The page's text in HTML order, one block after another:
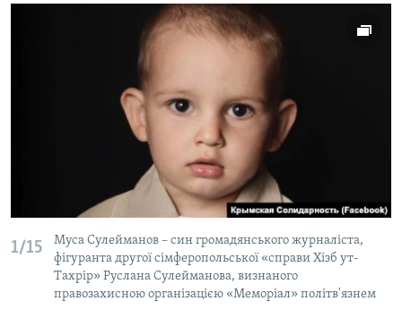
1/15
Муса Сулейманов – син громадянського журналіста,
фігуранта другої сімферопольської «справи Хізб ут-
Тахрір» Руслана Сулейманова, визнаного
правозахисною організацією «Меморіал» політв'язнем